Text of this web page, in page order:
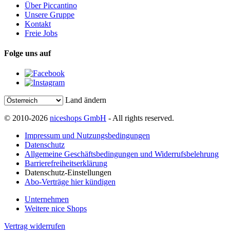
Über Piccantino
Unsere Gruppe
Kontakt
Freie Jobs
Folge uns auf
Land ändern
© 2010-2026 niceshops GmbH - All rights reserved.
Impressum und Nutzungsbedingungen
Datenschutz
Allgemeine Geschäftsbedingungen und Widerrufsbelehrung
Barrierefreiheitserklärung
Datenschutz-Einstellungen
Abo-Verträge hier kündigen
Unternehmen
Weitere nice Shops
Vertrag widerrufen